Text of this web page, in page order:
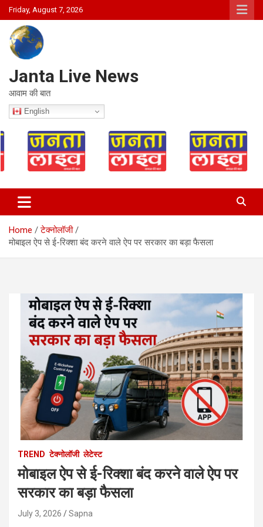
Skip
to
content
Friday, August 7, 2026
Janta Live News
आवाम की बात
English
Home
टेक्नोलॉजी
मोबाइल ऐप से ई-रिक्शा बंद करने वाले ऐप पर सरकार का बड़ा फैसला
TREND टेक्नोलॉजी लेटेस्ट
मोबाइल ऐप से ई-रिक्शा बंद करने वाले ऐप पर
सरकार का बड़ा फैसला
July 3, 2026 Sapna